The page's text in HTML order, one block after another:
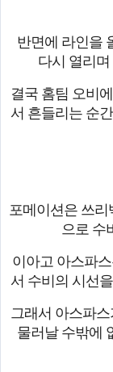
반면에 라인을
다시 열리
결국 홈팀 오비
서 흔들리는 순
포메이션은 쓰리
으로 수
이아고 아스파
서 수비의 시선
그래서 아스파
물러날 수밖에